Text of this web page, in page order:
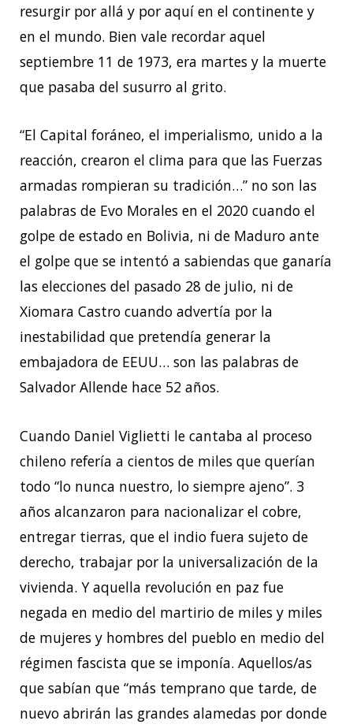
resurgir por allá y por aquí en el continente y
en el mundo. Bien vale recordar aquel
septiembre 11 de 1973, era martes y la muerte
que pasaba del susurro al grito.
“El Capital foráneo, el imperialismo, unido a la
reacción, crearon el clima para que las Fuerzas
armadas rompieran su tradición…” no son las
palabras de Evo Morales en el 2020 cuando el
golpe de estado en Bolivia, ni de Maduro ante
el golpe que se intentó a sabiendas que ganaría
las elecciones del pasado 28 de julio, ni de
Xiomara Castro cuando advertía por la
inestabilidad que pretendía generar la
embajadora de EEUU… son las palabras de
Salvador Allende hace 52 años.
Cuando Daniel Viglietti le cantaba al proceso
chileno refería a cientos de miles que querían
todo “lo nunca nuestro, lo siempre ajeno”. 3
años alcanzaron para nacionalizar el cobre,
entregar tierras, que el indio fuera sujeto de
derecho, trabajar por la universalización de la
vivienda. Y aquella revolución en paz fue
negada en medio del martirio de miles y miles
de mujeres y hombres del pueblo en medio del
régimen fascista que se imponía. Aquellos/as
que sabían que “más temprano que tarde, de
nuevo abrirán las grandes alamedas por donde